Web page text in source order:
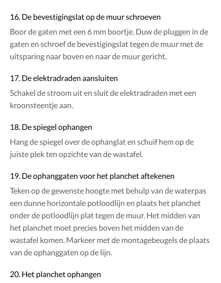
16. De bevestigingslat op de muur schroeven
Boor de gaten met een 6 mm boortje. Duw de pluggen in de
gaten en schroef de bevestigingslat tegen de muur met de
uitsparing naar boven en naar de muur gericht.
17. De elektradraden aansluiten
Schakel de stroom uit en sluit de elektradraden met een
kroonsteentje aan.
18. De spiegel ophangen
Hang de spiegel over de ophanglat en schuif hem op de
juiste plek ten opzichte van de wastafel.
19. De ophanggaten voor het planchet aftekenen
Teken op de gewenste hoogte met behulp van de waterpas
een dunne horizontale potloodlijn en plaats het planchet
onder de potloodlijn plat tegen de muur. Het midden van
het planchet moet precies boven het midden van de
wastafel komen. Markeer met de montagebeugels de plaats
van de ophanggaten op de lijn.
20. Het planchet ophangen